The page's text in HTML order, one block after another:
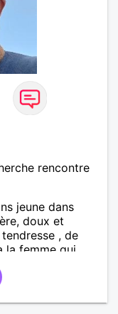
rencontre
jeune dans
doux et
, de
la femme qui
en retraite a la
Digne de
'en accorder
me découvrir